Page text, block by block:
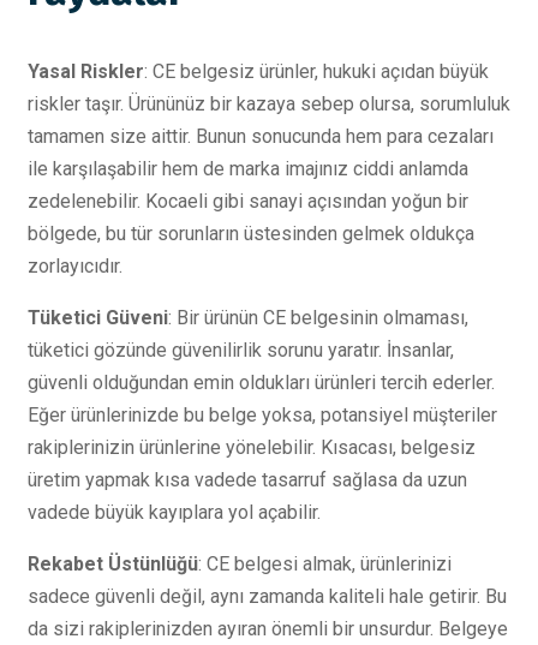
Yasal Riskler: CE belgesiz ürünler, hukuki açıdan büyük
riskler taşır. Ürününüz bir kazaya sebep olursa, sorumluluk
tamamen size aittir. Bunun sonucunda hem para cezaları
ile karşılaşabilir hem de marka imajınız ciddi anlamda
zedelenebilir. Kocaeli gibi sanayi açısından yoğun bir
bölgede, bu tür sorunların üstesinden gelmek oldukça
zorlayıcıdır.
Tüketici Güveni: Bir ürünün CE belgesinin olmaması,
tüketici gözünde güvenilirlik sorunu yaratır. İnsanlar,
güvenli olduğundan emin oldukları ürünleri tercih ederler.
Eğer ürünlerinizde bu belge yoksa, potansiyel müşteriler
rakiplerinizin ürünlerine yönelebilir. Kısacası, belgesiz
üretim yapmak kısa vadede tasarruf sağlasa da uzun
vadede büyük kayıplara yol açabilir.
Rekabet Üstünlüğü: CE belgesi almak, ürünlerinizi
sadece güvenli değil, aynı zamanda kaliteli hale getirir. Bu
da sizi rakiplerinizden ayıran önemli bir unsurdur. Belgeye